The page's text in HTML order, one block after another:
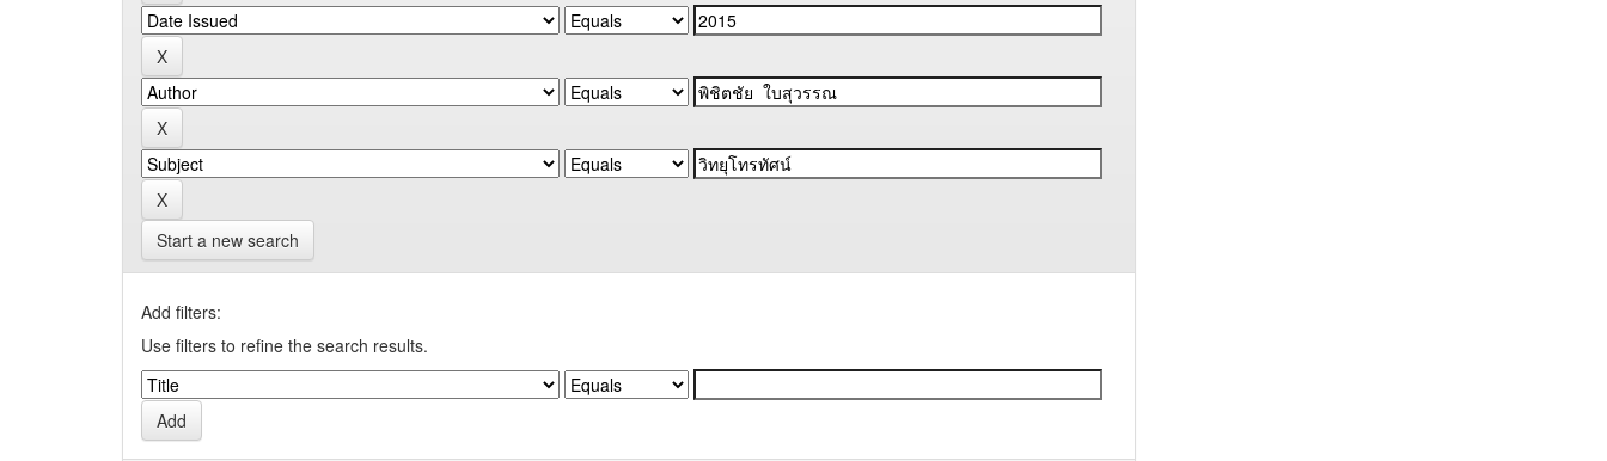
Start a new search
Add filters:
Use filters to refine the search results.